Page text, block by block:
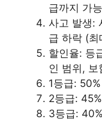
급까지 가
사고 발생:
급 하락 (
할인율: 등
인 범위, 보
1등급:
2등급:
3등급: